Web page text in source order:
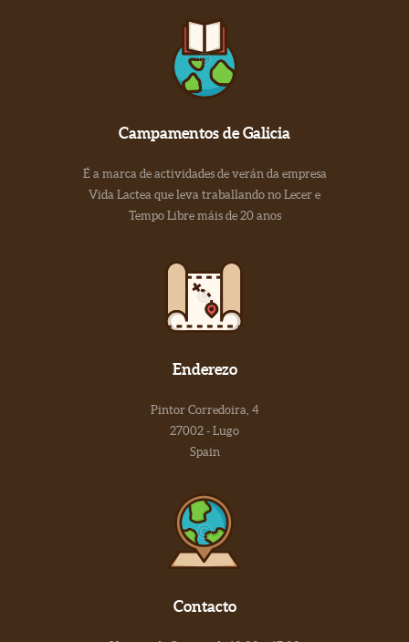
Campamentos de Galicia
É a marca de actividades de verán da empresa
Vida Lactea que leva traballando no Lecer e
Tempo Libre máis de 20 anos
Enderezo
Pintor Corredoira, 4
27002 - Lugo
Spain
Contacto